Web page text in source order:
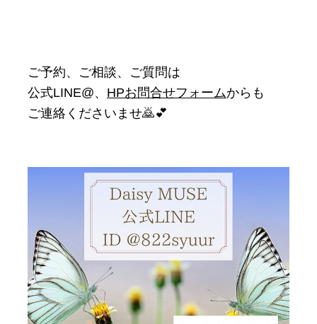
ご予約、ご相談、ご質問は
公式LINE@、 HPお問合せフォームからも
ご連絡くださいませ🙇💕